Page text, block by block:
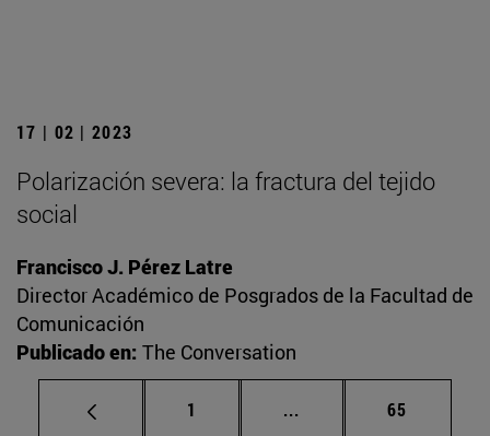
17 | 02 | 2023
Polarización severa: la fractura del tejido
social
Francisco J. Pérez Latre
Director Académico de Posgrados de la Facultad de
Comunicación
Publicado en: The Conversation
Página
1 ... Páginas intermedias
Página
65